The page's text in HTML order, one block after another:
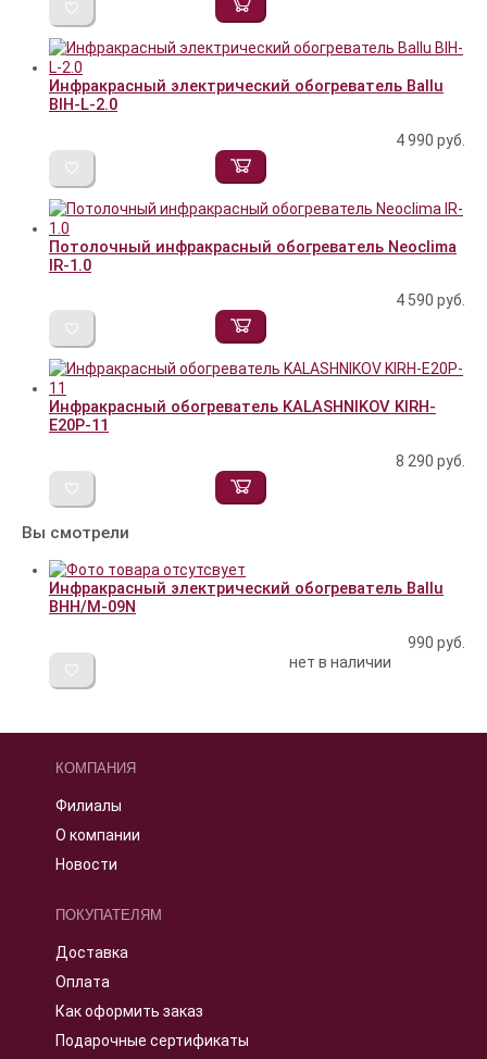
Инфракрасный электрический обогреватель Ballu
BIH-L-2.0
4 990 руб.
Потолочный инфракрасный обогреватель Neoclima
IR-1.0
4 590 руб.
Инфракрасный обогреватель KALASHNIKOV KIRH-
E20P-11
8 290 руб.
Вы смотрели
Инфракрасный электрический обогреватель Ballu
BHH/M-09N
990 руб.
нет в наличии
КОМПАНИЯ
Филиалы
О компании
Новости
ПОКУПАТЕЛЯМ
Доставка
Оплата
Как оформить заказ
Подарочные сертификаты